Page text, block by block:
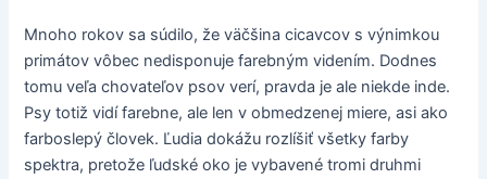
Mnoho rokov sa súdilo, že väčšina cicavcov s výnimkou
primátov vôbec nedisponuje farebným videním. Dodnes
tomu veľa chovateľov psov verí, pravda je ale niekde inde.
Psy totiž vidí farebne, ale len v obmedzenej miere, asi ako
farboslepý človek. Ľudia dokážu rozlíšiť všetky farby
spektra, pretože ľudské oko je vybavené tromi druhmi